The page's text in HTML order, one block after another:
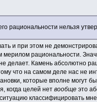
рациональности нельзя
и при этом не
рациональности.
делает. Камень абсолютно
что на самом деле нас не
которые вполне могут
когда целей нет вообщеэто
классифицировать